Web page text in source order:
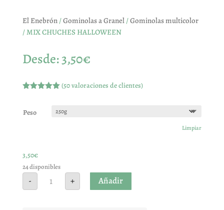
El Enebrón/Gominolas a Granel/Gominolas multicolor
/ MIX CHUCHES HALLOWEEN
Desde:3,50€
5 en base
a
(50valoraciones de clientes)
Peso
Limpiar
3,50€
24 disponibles
- CHUCHES
HALLOWEEN
+ Añadir